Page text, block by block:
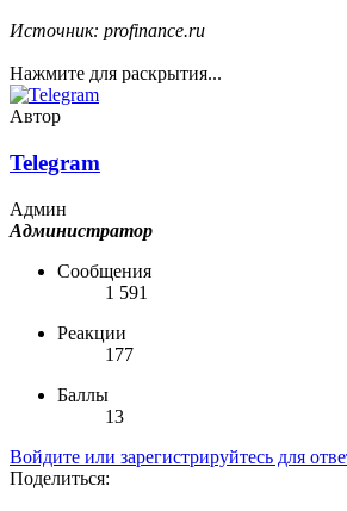
Источник: profinance.ru
Нажмите для раскрытия...
Автор
Telegram
Админ
Администратор
Сообщения
1 591
Реакции
177
Баллы
13
Войдите или зарегистрируйтесь для
Поделиться: